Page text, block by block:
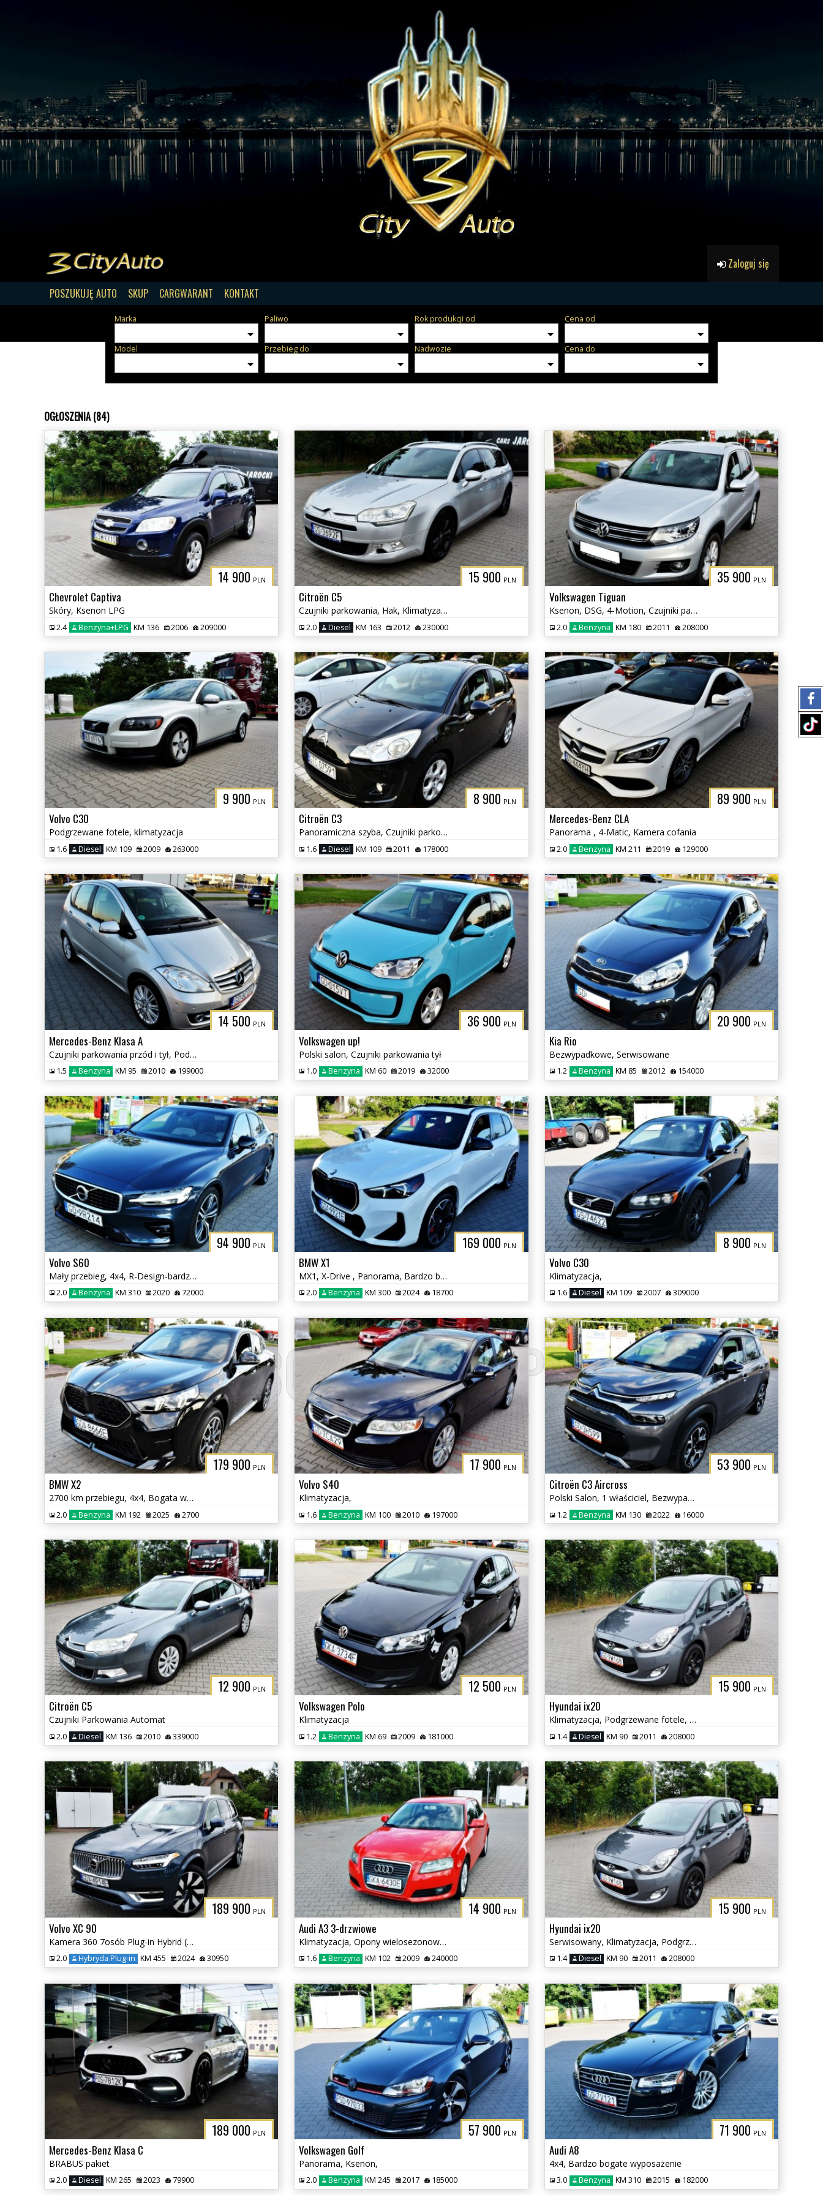
Zaloguj się
POSZUKUJĘ AUTO SKUP CARGWARANT KONTAKT
Marka Paliwo Rok produkcji od Cena od
Model Przebieg do Nadwozie Cena do
OGŁOSZENIA (84)
14 900 PLN
Chevrolet Captiva
Skóry, Ksenon LPG
2.4 Benzyna+LPG KM 136 2006 209000
15 900 PLN
Citroën C5
Czujniki parkowania, Hak, Klimatyzacja
2.0 Diesel KM 163 2012 230000
35 900 PLN
Volkswagen Tiguan
Ksenon, DSG, 4-Motion, Czujniki parkowania tył, Klimatyzacja, Hak
2.0 Benzyna KM 180 2011 208000
9 900 PLN
Volvo C30
Podgrzewane fotele, klimatyzacja
1.6 Diesel KM 109 2009 263000
8 900 PLN
Citroën C3
Panoramiczna szyba, Czujniki parkowania, Klimatyzacja
1.6 Diesel KM 109 2011 178000
89 900 PLN
Mercedes-Benz CLA
Panorama , 4-Matic, Kamera cofania
2.0 Benzyna KM 211 2019 129000
14 500 PLN
Mercedes-Benz Klasa A
Czujniki parkowania przód i tył, Podgrzewane fotele
1.5 Benzyna KM 95 2010 199000
36 900 PLN
Volkswagen up!
Polski salon, Czujniki parkowania tył
1.0 Benzyna KM 60 2019 32000
20 900 PLN
Kia Rio
Bezwypadkowe, Serwisowane
1.2 Benzyna KM 85 2012 154000
94 900 PLN
Volvo S60
Mały przebieg, 4x4, R-Design-bardzo bogate wyposażenie
2.0 Benzyna KM 310 2020 72000
169 000 PLN
BMW X1
MX1, X-Drive , Panorama, Bardzo bogate wyposażenie
2.0 Benzyna KM 300 2024 18700
8 900 PLN
Volvo C30
Klimatyzacja,
1.6 Diesel KM 109 2007 309000
179 900 PLN
BMW X2
2700 km przebiegu, 4x4, Bogata wersja
2.0 Benzyna KM 192 2025 2700
17 900 PLN
Volvo S40
Klimatyzacja,
1.6 Benzyna KM 100 2010 197000
53 900 PLN
Citroën C3 Aircross
Polski Salon, 1 właściciel, Bezwypadkowy
1.2 Benzyna KM 130 2022 16000
12 900 PLN
Citroën C5
Czujniki Parkowania Automat
2.0 Diesel KM 136 2010 339000
12 500 PLN
Volkswagen Polo
Klimatyzacja
1.2 Benzyna KM 69 2009 181000
15 900 PLN
Hyundai ix20
Klimatyzacja, Podgrzewane fotele, Serwisowany
1.4 Diesel KM 90 2011 208000
189 900 PLN
Volvo XC 90
Kamera 360 7osób Plug-in Hybrid (Recharge) Elektryczna Klapa
2.0 Hybryda Plug-in KM 455 2024 30950
14 900 PLN
Audi A3 3-drzwiowe
Klimatyzacja, Opony wielosezonowe, Czujniki parkowania tył
1.6 Benzyna KM 102 2009 240000
15 900 PLN
Hyundai ix20
Serwisowany, Klimatyzacja, Podgrzewane fotele
1.4 Diesel KM 90 2011 208000
189 000 PLN
Mercedes-Benz Klasa C
BRABUS pakiet
2.0 Diesel KM 265 2023 79900
57 900 PLN
Volkswagen Golf
Panorama, Ksenon,
2.0 Benzyna KM 245 2017 185000
71 900 PLN
Audi A8
4x4, Bardzo bogate wyposażenie
3.0 Benzyna KM 310 2015 182000
3CITYAUTO.PL